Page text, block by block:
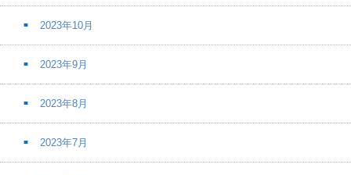
2023年10月
2023年9月
2023年8月
2023年7月